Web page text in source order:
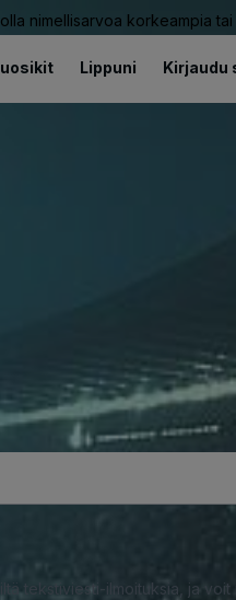
nimellisarvoa korkeampia tai
Lippuni Kirjaudu
tekstiviesti-ilmoituksia, ja